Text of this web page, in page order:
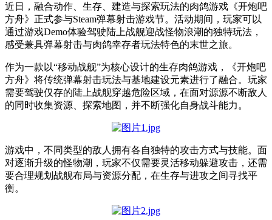
近日，融合动作、生存、建造与探索玩法的肉鸽游戏《开炮吧
方舟》正式参与Steam弹幕射击游戏节。活动期间，玩家可以
通过游戏Demo体验驾驶陆上战舰迎战怪物浪潮的独特玩法，
感受兼具弹幕射击与肉鸽幸存者玩法特色的末世之旅。
作为一款以“移动战舰”为核心设计的生存肉鸽游戏，《开炮吧
方舟》将传统弹幕射击玩法与基地建设元素进行了融合。玩家
需要驾驶仅存的陆上战舰穿越危险区域，在面对源源不断敌人
的同时收集资源、探索地图，并不断强化自身战斗能力。
游戏中，不同类型的敌人拥有各自独特的攻击方式与技能。面
对逐渐升级的怪物潮，玩家不仅需要灵活移动躲避攻击，还需
要合理规划战舰布局与资源分配，在生存与进攻之间寻找平
衡。